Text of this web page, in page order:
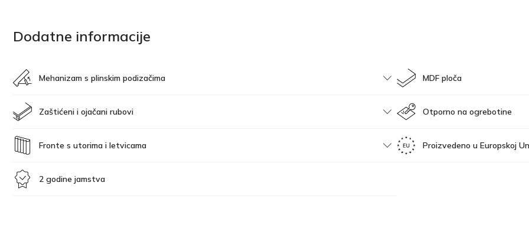
Dodatne informacije
Mehanizam s plinskim podizačima
Zaštićeni i ojačani rubovi
Fronte s utorima i letvicama
2 godine jamstva
MDF ploča
Otporno na ogrebotine
Proizvedeno u Europskoj